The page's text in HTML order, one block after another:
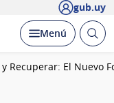
gub.uy
Desplegar
Menú Abrir
Recuperar: El Nuevo